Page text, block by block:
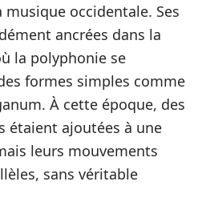
occidentale. Ses
ancrées dans la
la polyphonie se
formes simples comme
À cette époque, des
étaient ajoutées à une
leurs mouvements
sans véritable